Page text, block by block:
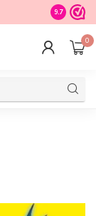
STORE in
9.7
0